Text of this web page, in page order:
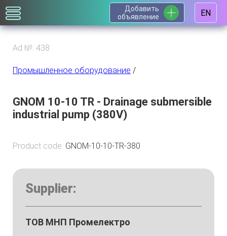
Добавить
объявление
EN
Ad №: 438
Промышленное оборудование /
GNOM 10-10 TR - Drainage submersible
industrial pump (380V)
Product code: GNOM-10-10-TR-380
Supplier:
ТОВ МНП Промелектро